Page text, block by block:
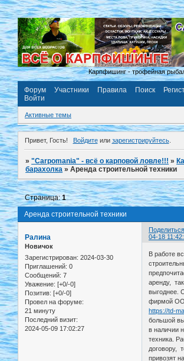
Карпфишинг - трофейная
Форум Участники Правила Поиск
Войти
Активные темы
Привет, Гость! Войдитеили зарегистрируйтесь.
»"Carpomania" - всё о карповой ловле!!! »
барахолка »Аренда строительной техники
Аренда строительной техники
Страница:1
04-18
Ралина
Новичок
Зарегистрирован: 2024-03-30
Приглашений: 0
Сообщений: 7
Уважение: [+0/-0]
Позитив: [+0/-0]
Провел на форуме:
21 минуту
Последний визит:
2024-05-09 17:02:27
В работе
аренду,
выгоднее.
фирмой
https://td-
большой
в наличии
техника.
договору,
привозят